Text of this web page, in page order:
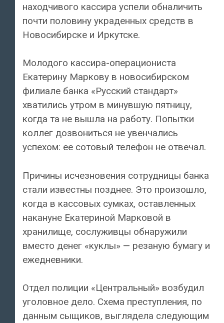
находчивого кассира успели обналичить
почти половину украденных средств в
Новосибирске и Иркутске.
Молодого кассира-операциониста
Екатерину Маркову в новосибирском
филиале банка «Русский стандарт»
хватились утром в минувшую пятницу,
когда та не вышла на работу. Попытки
коллег дозвониться не увенчались
успехом: ее сотовый телефон не отвечал.
Причины исчезновения сотрудницы банка
стали известны позднее. Это произошло,
когда в кассовых сумках, оставленных
накануне Екатериной Марковой в
хранилище, сослуживцы обнаружили
вместо денег «куклы» — резаную бумагу и
ежедневники.
Отдел полиции «Центральный» возбудил
уголовное дело. Схема преступления, по
данным сыщиков, выглядела следующим